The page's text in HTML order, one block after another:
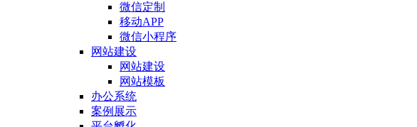
微信定制
移动APP
微信小程序
网站建设
网站建设
网站模板
办公系统
案例展示